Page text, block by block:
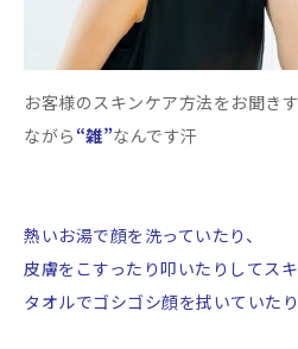
お客様のスキンケア方法をお聞き
ながら “雑”なんです汗
熱いお湯で顔を洗っていたり、
皮膚をこすったり叩いたりしてスキ
タオルでゴシゴシ顔を拭いていたり